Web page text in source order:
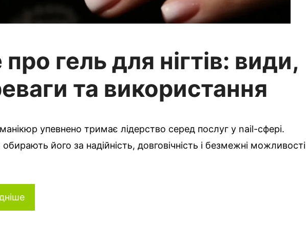
гель для нігтів: види,
та використання
упевнено тримає лідерство серед послуг у nail-сфері.
його за надійність, довговічність і безмежні можливості